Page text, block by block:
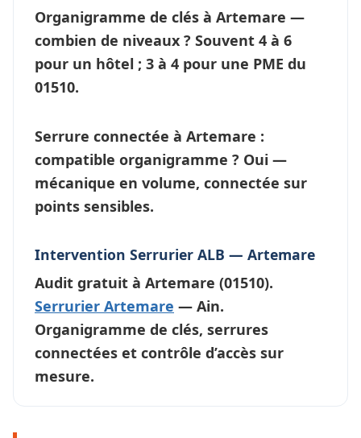
Organigramme de clés à Artemare —
combien de niveaux ? Souvent 4 à 6
pour un hôtel ; 3 à 4 pour une PME du
01510.
Serrure connectée à Artemare :
compatible organigramme ? Oui —
mécanique en volume, connectée sur
points sensibles.
Intervention Serrurier ALB — Artemare
Audit gratuit à Artemare (01510).
Serrurier Artemare — Ain.
Organigramme de clés, serrures
connectées et contrôle d’accès sur
mesure.